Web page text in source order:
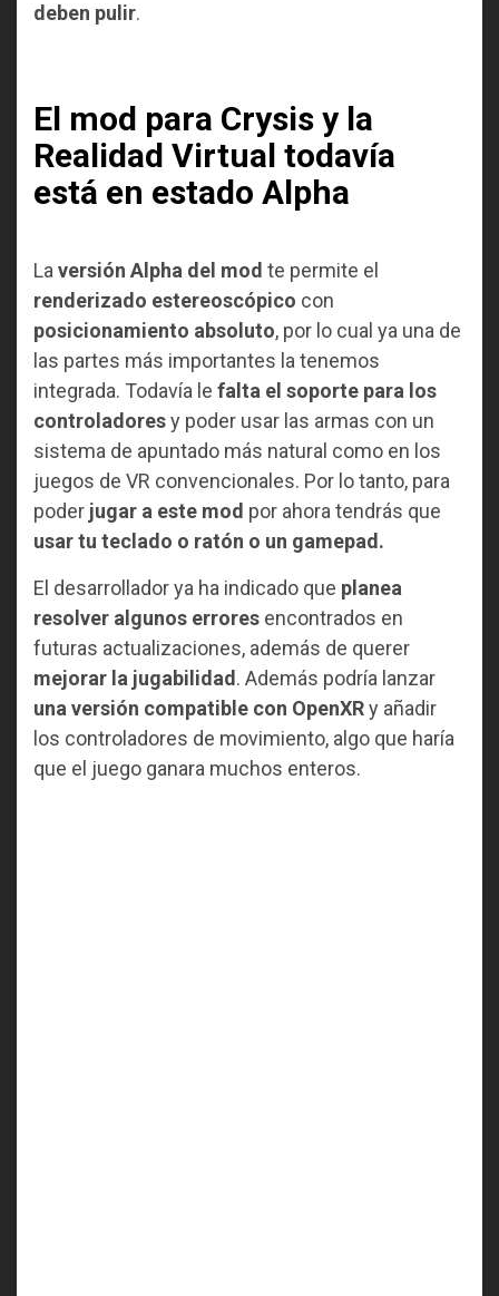
deben pulir.
El mod para Crysis y la
Realidad Virtual todavía
está en estado Alpha
Laversión Alpha del mod te permite el
renderizado estereoscópico con
posicionamiento absoluto, por lo cual ya una de
las partes más importantes la tenemos
integrada. Todavía le falta el soporte para los
controladoresy poder usar las armas con un
sistema de apuntado más natural como en los
juegos de VR convencionales. Por lo tanto, para
poder jugar a este mod por ahora tendrás que
usar tu teclado o ratón o un gamepad.
El desarrollador ya ha indicado que planea
resolver algunos errores encontrados en
futuras actualizaciones, además de querer
mejorar la jugabilidad. Además podría lanzar
una versión compatible con OpenXRy añadir
los controladores de movimiento, algo que haría
que el juego ganara muchos enteros.